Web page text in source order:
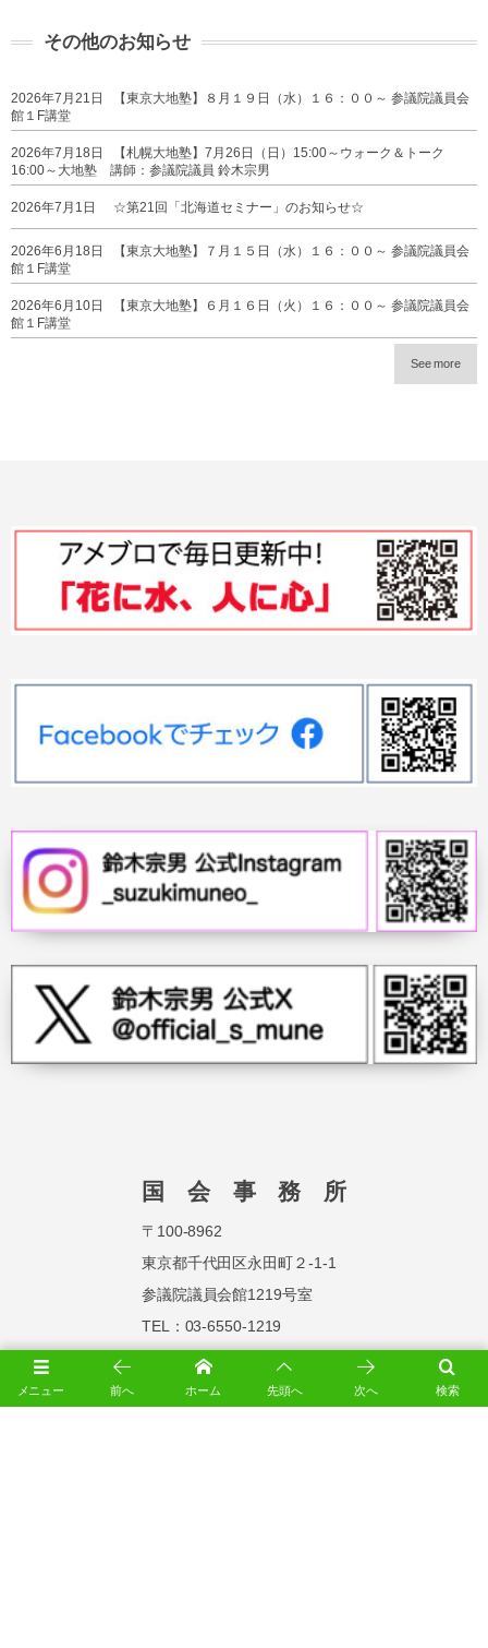
その他のお知らせ
2026年7月21日
【東京大地塾】８月１９日（水）１６：００～ 参議院議員会
館１F講堂
2026年7月18日
【札幌大地塾】7月26日（日）15:00～ウォーク＆トーク
16:00～大地塾 講師：参議院議員 鈴木宗男
2026年7月1日 ☆第21回「北海道セミナー」のお知らせ☆
2026年6月18日
【東京大地塾】７月１５日（水）１６：００～ 参議院議員会
館１F講堂
2026年6月10日
【東京大地塾】６月１６日（火）１６：００～ 参議院議員会
館１F講堂
See more
国 会 事 務 所
〒100-8962
東京都千代田区永田町２-1-1
参議院議員会館1219号室
TEL：03-6550-1219
FAX：03-6551-1219
メニュー 検索
前へ ホーム 先頭へ 次へ